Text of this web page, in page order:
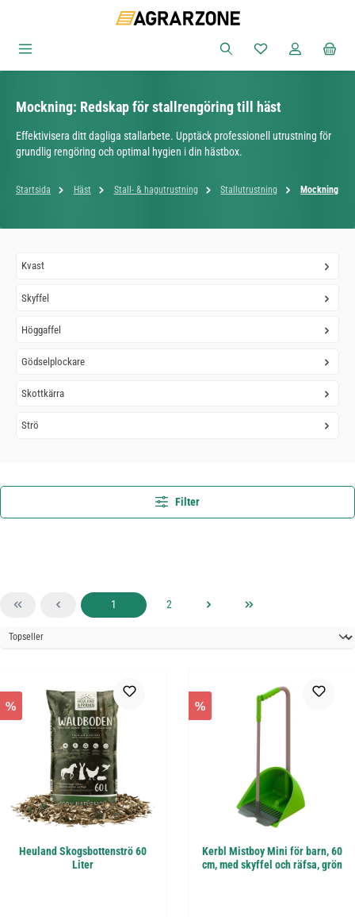
Du har 0 objekt i
Mockning: Redskap för stallrengöring till häst
Effektivisera ditt dagliga stallarbete. Upptäck professionell utrustning för
grundlig rengöring och optimal hygien i din hästbox.
Startsida Häst Stall- & hagutrustning Stallutrustning Mockning
Kvast
Skyffel
Höggaffel
Gödselplockare
Skottkärra
Strö
Filter
Sida
1 Sida
2
%
Heuland Skogsbottenströ 60
Liter
%
Kerbl Mistboy Mini för barn, 60
cm, med skyffel och räfsa, grön